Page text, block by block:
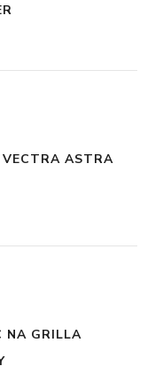
ASTRA
NA GRILLA